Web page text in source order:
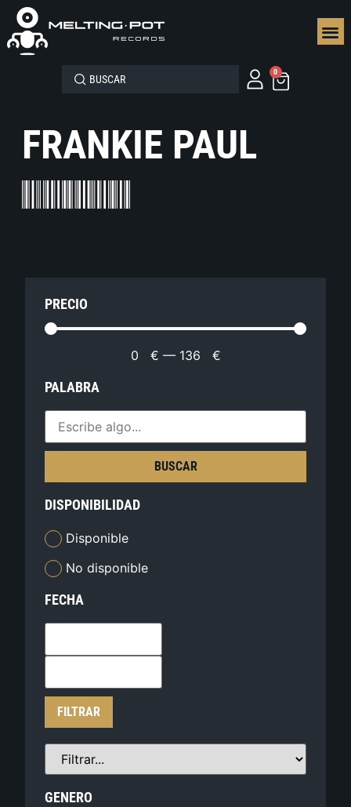
0
FRANKIE PAUL
PRECIO
0 € — 136 €
PALABRA
BUSCAR
DISPONIBILIDAD
Disponible
No disponible
FECHA
FILTRAR
GENERO